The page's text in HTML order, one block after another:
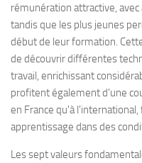
rémunération attractive,
tandis que les plus jeunes
début de leur formation.
de découvrir différentes
travail, enrichissant
profitent également d'une
en France qu'à
apprentissage dans des
Les sept valeurs